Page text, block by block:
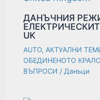
ДАНЪЧНИЯ
UK
AUTO, АКТУАЛНИ
ОБЕДИНЕНОТО
ВЪПРОСИ / Данъци